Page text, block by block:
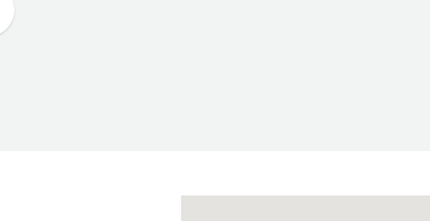
株主
ディ
サス